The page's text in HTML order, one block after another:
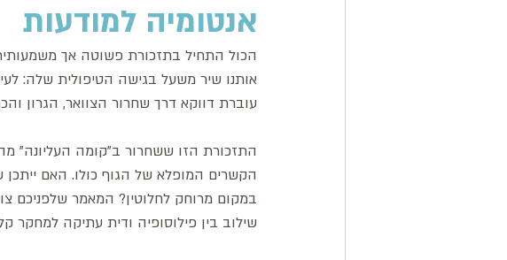
אנטומיה למודעות
הכול התחיל בתזכורת פשוטה אך
אותנו שיר משעל בגישה הטיפולית שלה:
עוברת דווקא דרך שחרור הצוואר, הגרון
התזכורת הזו ששחרור ב"קומה העליונה"
הקשרים המופלא של הגוף כולו. האם
במקום מרוחק לחלוטין? המאמר שלפניכם
שילוב בין פילוסופיה ודית עתיקה למחקר